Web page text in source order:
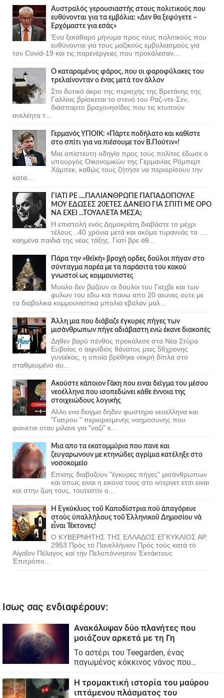
Αυστραλός γερουσιαστής στους πολιτικούς που
ευθύνονται για τα εμβόλια: «Δεν θα ξεφύγετε –
Ερχόμαστε για εσάς»
Ένα ξεκάθαρο μήνυμα προς τους πολιτικούς που
ευθύνονται για τους μαζικούς εμβολιασμούς για
τον Covid-19 και τις παρενέργειες που προκάλεσαν...
Ο καταραμένος φάρος, που οι φαροφύλακες του
τρελαίνονταν ο ένας μετά τον άλλον
Στο δυτικό άκρο της περιοχής της Βρετάνης της
Γαλλίας βρίσκεται το στενό του Ραζ-ντε-Σεν,
διάσπαρτο βραχονησίδες που τις κτυπούν
ανελέητα τ...
Γερμανός ΥΠΟΙΚ: «Πάρτε ποδήλατο και καθίστε
στο σπίτι για να πιέσουμε τον Β.Πούτιν»!
Μια απίστευτη οδηγία προς τους πολίτες έδωσε ο
υπουργός Οικονομικών της Γερμανίας Ρόμπερτ
Χάμπεκ, καθώς τους ζήτησε να περιορίσουν την
κατα...
ΓΙΑΤΙ ΡΕ ....ΠΑΛΙΑΝΘΡΩΠΕ ΠΑΠΑΔΟΠΟΥΛΕ
ΜΟΥ ΕΔΩΣΕΣ 20ΕΤΕΣ ΔΑΝΕΙΟ ΓΙΑ ΣΠΙΤΙ ΜΕ ΟΡΟ
ΝΑ ΕΧΕΙ ...ΤΟΥΑΛΕΤΑ ΜΕΣΑ;
Η επιστολή ενός Δημοκράτη,διαβάστε το μέχρι
τέλους...40 χρόνια μετά και ακόμα τυραννάς τα ....
καημένα παιδιά της νέας τάξης. Γιατί βρε άθ...
Πάρα την «θεϊκή» βροχή ορδες δούλοι πήγαν στο
σύνταγμα παρέα με τα παράσιτα του κακού
γνωστοί ως κομμουνιστες
Μυαλο δεν βαζουν οι δουλοι του Γιαχβε και των
φυλων του εδω και πανω απο 20 αιωνες ουτε με
τα διαβολικα κομμουνιστικα μπολια εβαλαν μαλ...
Άλλη μια που διάβαζε έγκυρες πήγες των
μισάνθρωπων πήγε αδιάβαστη ενώ έκανε διακοπές
Δηθεν βαρύ πένθος προκάλεσε στα Νέα Στύρα
Ευβοίας ο αιφνίδιος θάνατος μιας 56χρονης
γυναίκας, η οποία βρέθηκε νεκρή δίπλα στο
σταθμευμένο αυ...
Ακούστε κάποιον Γάκη που ειναι δείγμα του μέσου
νεοέλληνα που ισοπεδώνει κάθε έννοια της
στοιχειώδους λογικής
Αλλο ενα δειγμα δηδεν φωστηρα νεοελληνα και
"Γιατρου " περιορισμενης νοημοσυνης που
φαινεται οταν μιλανε για "ναζι" κ...
Μια απο τα εκατομμύρια που πανε και
ζευγαρωνουν με κτηνώδες αγρίμια κατέληξε στο
νοσοκομείο
Επισης διαβαζουν "έγκυρες πήγες" μισάνθρωπων
και οπως ειναι η εικονα τους στο ιντερνετ ετσι ειναι
και στην ζωη τους, τουτεστιν ο...
Ἡ Ἐγκύκλιος τοῦ Καποδίστρια ποὺ ἀπαγόρευε
στοὺς ὑπαλλήλους τοῦ Ἑλληνικοῦ Δημοσίου νὰ
εἶναι Τέκτονες!
Ο ΚΥΒΕΡΝΗΤΗΣ ΤΗΣ ΕΛΛΑΔΟΣ ΕΓΚΥΚΛΙΟΣ ΑΡ.
2953 Πρὸς τὸ Πανελλήνιον Πρὸς τοὺς κατὰ τὸ
Αἰγαῖον Πέλαγος καὶ τὴν Πελοπόννησον Ἐκτάκτους
Ἐπιτρόπο...